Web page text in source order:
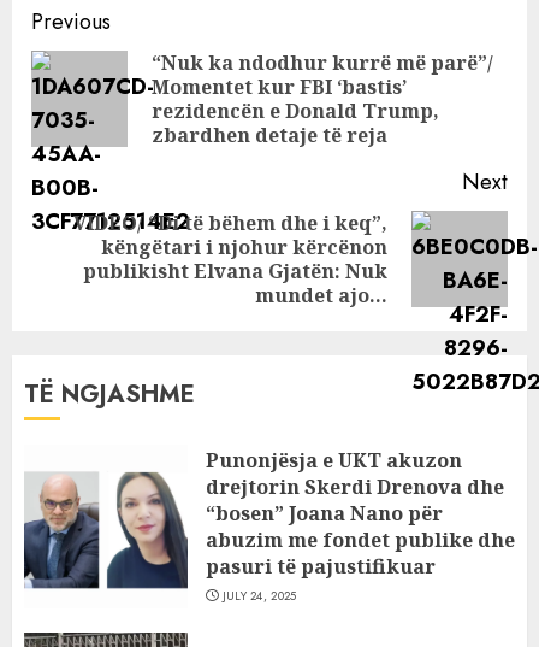
Continue
Reading
Previous
“Nuk ka ndodhur kurrë më parë”/
Momentet kur FBI ‘bastis’
rezidencën e Donald Trump,
zbardhen detaje të reja
Next
VIDEO/ “Di të bëhem dhe i keq”,
këngëtari i njohur kërcënon
publikisht Elvana Gjatën: Nuk
mundet ajo…
TË NGJASHME
Punonjësja e UKT akuzon
drejtorin Skerdi Drenova dhe
“bosen” Joana Nano për
abuzim me fondet publike dhe
pasuri të pajustifikuar
JULY 24, 2025